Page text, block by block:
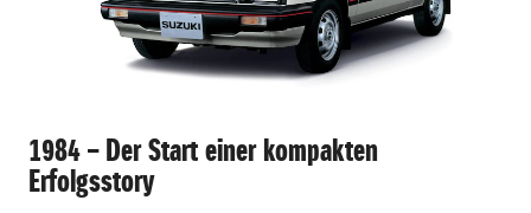
1984 – Der Start einer kompakten
Erfolgsstory